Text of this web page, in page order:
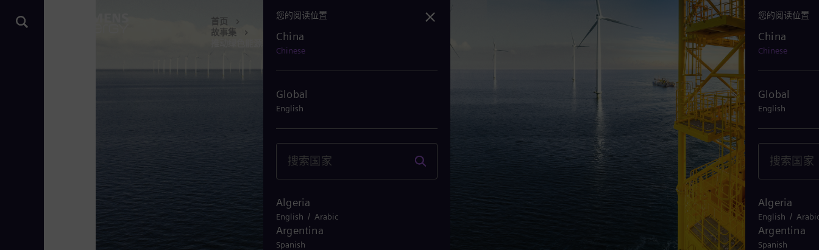
首页
故事集
推动绿色能源转型，输电领域大有作为
China
您的阅读位置
China
Chinese
Global
English
Algeria
English /
Argentina
Spanish
您的阅读位置
China
Chinese
Global
English
Algeria
English / Arabic
Argentina
Spanish